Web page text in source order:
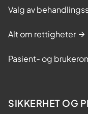
Valg av
Alt om rettigheter
Pasient- og
SIKKERHET OG